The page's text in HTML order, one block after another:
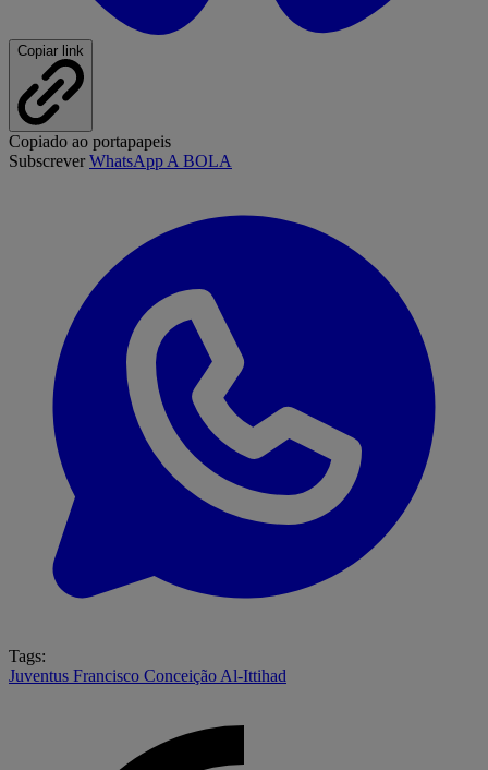
Copiar link
Copiado ao portapapeis
SubscreverWhatsApp A BOLA
Tags:
Juventus Francisco Conceição Al-Ittihad